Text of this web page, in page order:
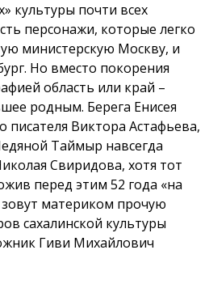
культуры почти всех
персонажи, которые легко
министерскую Москву, и
Но вместо покорения
область или край –
родным. Берега Енисея
писателя Виктора Астафьева,
Таймыр навсегда
Свиридова, хотя тот
перед этим 52 года «на
материком прочую
сахалинской культуры
Гиви Михайлович